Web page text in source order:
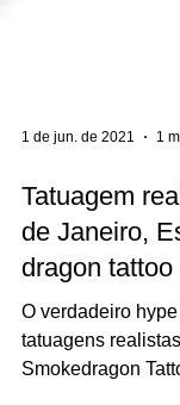
1 de jun. de 2021 1
Tatuagem
de Janeiro,
dragon